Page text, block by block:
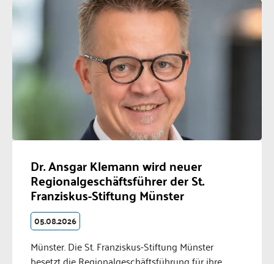
Dr. Ansgar Klemann wird neuer
Regionalgeschäftsführer der St.
Franziskus-Stiftung Münster
05.08.2026
Münster. Die St. Franziskus-Stiftung Münster